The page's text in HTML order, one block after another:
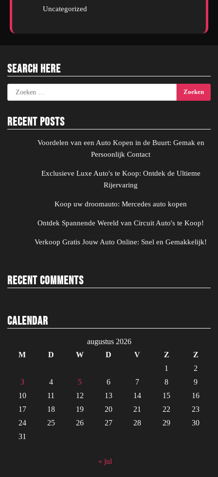
Uncategorized
Search Here
Zoeken
naar:
Recent Posts
Voordelen van een Auto Kopen in de Buurt: Gemak en
Persoonlijk Contact
Exclusieve Luxe Auto's te Koop: Ontdek de Ultieme
Rijervaring
Koop uw droomauto: Mercedes auto kopen
Ontdek Spannende Wereld van Circuit Auto's te Koop!
Verkoop Gratis Jouw Auto Online: Snel en Gemakkelijk!
Recent Comments
Calendar
augustus 2026
M
D W D V Z
Z
1
2
3
4 5 6 7 8
9
10
11 12 13 14 15
16
17
18 19 20 21 22
23
24
25 26 27 28 29
30
31
« jul